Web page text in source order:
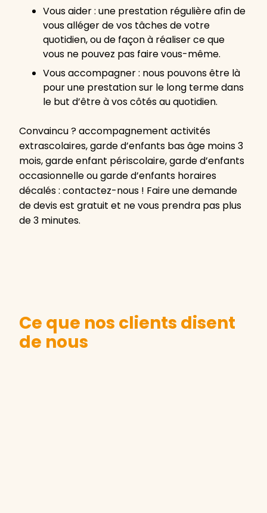
Vous aider : une prestation régulière afin de
vous alléger de vos tâches de votre
quotidien, ou de façon à réaliser ce que
vous ne pouvez pas faire vous-même.
Vous accompagner : nous pouvons être là
pour une prestation sur le long terme dans
le but d’être à vos côtés au quotidien.
Convaincu ? accompagnement activités
extrascolaires, garde d’enfants bas âge moins 3
mois, garde enfant périscolaire, garde d’enfants
occasionnelle ou garde d’enfants horaires
décalés : contactez-nous ! Faire une demande
de devis est gratuit et ne vous prendra pas plus
de 3 minutes.
Ce que nos clients disent
de nous